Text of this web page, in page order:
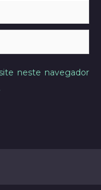
neste navegador